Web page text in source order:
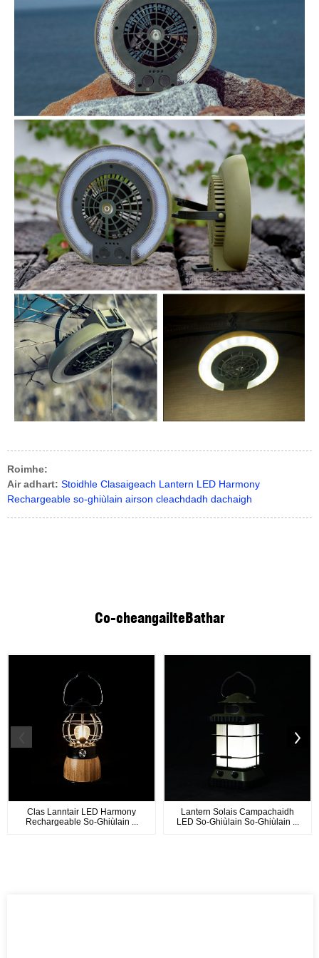
Roimhe:
Air adhart: Stoidhle Clasaigeach Lantern LED Harmony
Rechargeable so-ghiùlain airson cleachdadh dachaigh
Co-cheangailteBathar
Clas Lanntair LED Harmony
Rechargeable So-Ghiùlain ...
Lantern Solais Campachaidh
LED So-Ghiùlain So-Ghiùlain ...